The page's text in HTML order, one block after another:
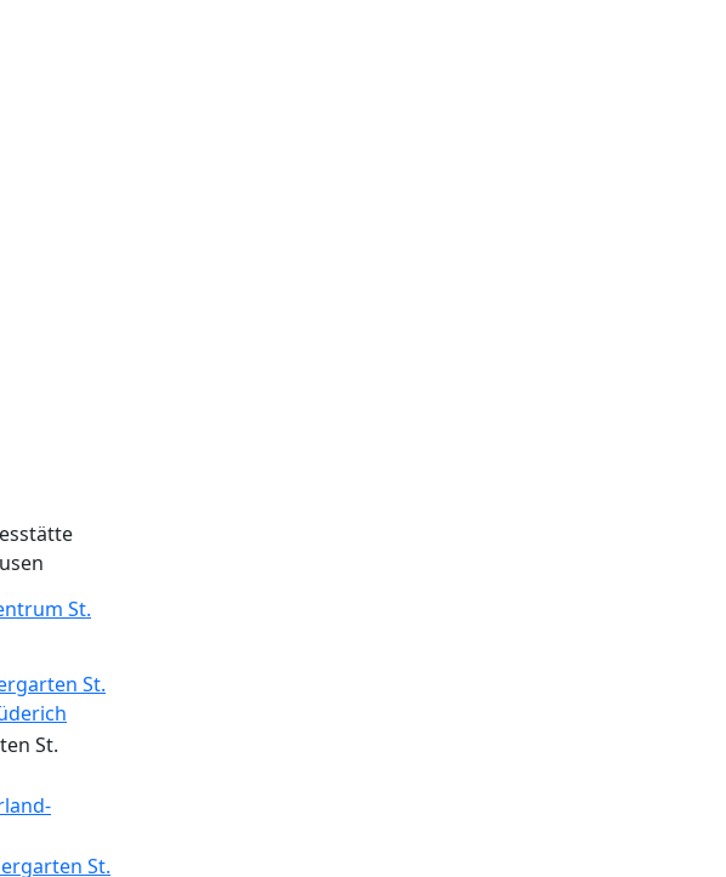
St.
St.
St.
St.